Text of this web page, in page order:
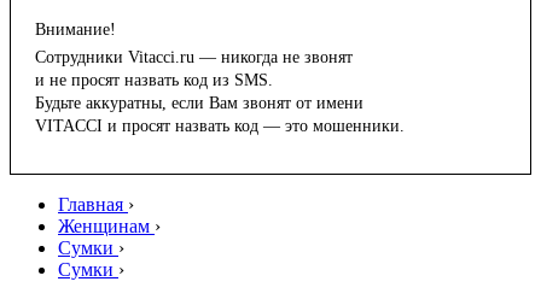
Внимание!
Сотрудники Vitacci.ru — никогда не звонят
и не просят назвать код из SMS.
Будьте аккуратны, если Вам звонят от имени
VITACCI и просят назвать код — это мошенники.
Главная ›
Женщинам ›
Сумки ›
Сумки ›